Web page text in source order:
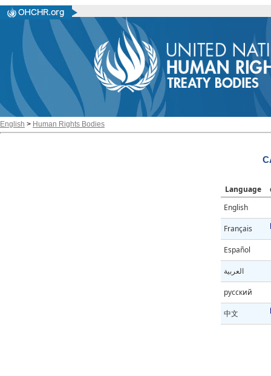
English > Human Rights Bodies
Language
English
Français
Español
العربية
русский
中文